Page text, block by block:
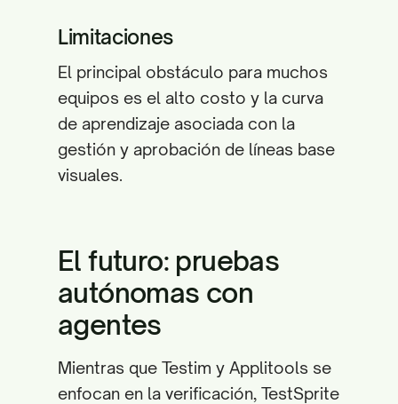
Limitaciones
El principal obstáculo para muchos
equipos es el alto costo y la curva
de aprendizaje asociada con la
gestión y aprobación de líneas base
visuales.
El futuro: pruebas
autónomas con
agentes
Mientras que Testim y Applitools se
enfocan en la verificación, TestSprite